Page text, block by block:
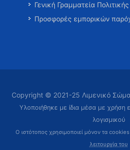
Γενική Γραμματεία
Προσφορές εμπορικών
Copyright © 2021-25 Λιμενικό
Υλοποιήθηκε με ίδια μέσα με χρήση
λογισμικού
Ο ιστότοπος χρησιμοποιεί μόνον τα cookies
λειτουργία του